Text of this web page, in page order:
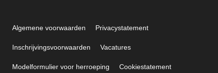
Algemene voorwaarden Privacystatement
Inschrijvingsvoorwaarden Vacatures
Modelformulier voor herroeping Cookiestatement